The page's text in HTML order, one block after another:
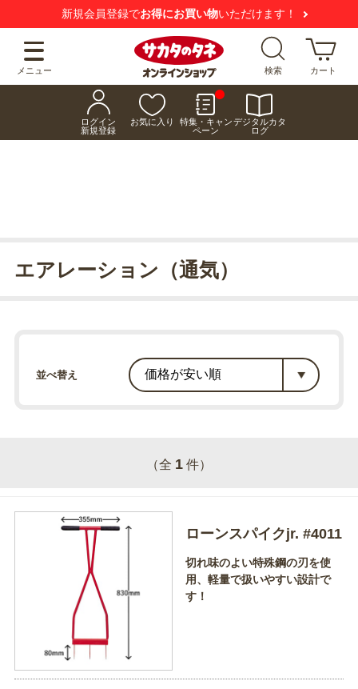
新規会員登録でお得にお買い物いただけます！
メニュー 検索 カート
ログイン
新規登録
お気に入り
特集・キャン
ペーン
デジタルカタ
ログ
エアレーション（通気）
並べ替え
（全 1 件）
ローンスパイクjr. #4011
切れ味のよい特殊鋼の刃を使
用、軽量で扱いやすい設計で
す！